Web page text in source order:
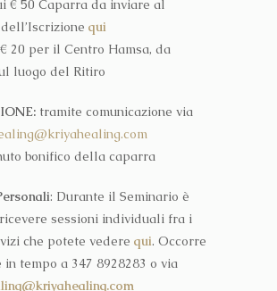
€ 50 Caparra da inviare al
qui
20 per il Centro Hamsa, da
luogo del Ritiro
tramite comunicazione via
bonifico della caparra
: Durante il Seminario è
sessioni individuali fra i
che potete vedere qui. Occorre
in tempo a 347 8928283 o via